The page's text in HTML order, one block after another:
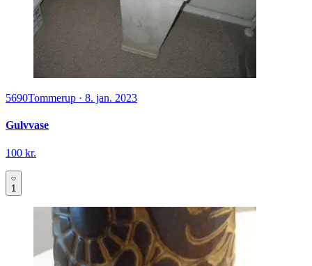
5690Tommerup · 8. jan. 2023
Gulvvase
100 kr.
1